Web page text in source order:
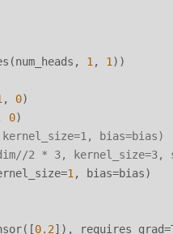
1 , 1 ))
, 0)
0)
bias=bias)
2 * 3, kernel_size=3,
1 , bias=bias)
0.2]),